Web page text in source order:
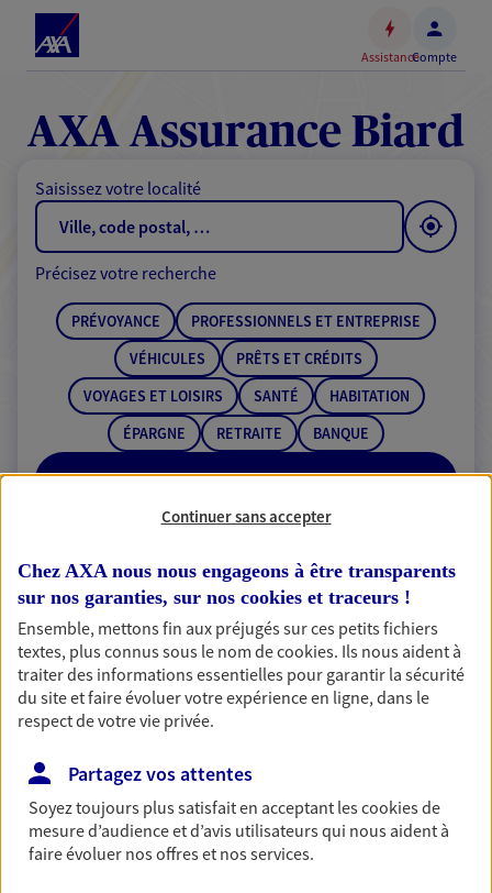
Accéder
contenu
principal
au
de
AssistanceCompte
AXA Assurance Biard
Saisissez votre localité
RECHERCHER
Précisez votre recherche
PRÉVOYANCE
PROFESSIONNELS ET ENTREPRISE
VÉHICULES
PRÊTS ET CRÉDITS
VOYAGES ET LOISIRS
SANTÉ
HABITATION
ÉPARGNE
RETRAITE BANQUE
1 résultat correspond à votre
recherche
Passer les
résultats
Liste Carte
MM Adalbert et Champeau
Mme Raiffe
Continuer sans accepter
Chez AXA nous nous engageons à être transparents
sur nos garanties, sur nos cookies et traceurs !
Ensemble, mettons fin aux préjugés sur ces petits fichiers
textes, plus connus sous le nom decookies. Ils nous aident à
traiter des informations essentielles pour garantir la sécurité
du site et faire évoluer votre expérience en ligne, dans le
respect de votre vie privée.
Partagez vos attentes
Soyez toujours plus satisfait en acceptant lescookiesde
mesure d’audience et d’avis utilisateurs qui nous aident à
faire évoluer nos offres et nos services.